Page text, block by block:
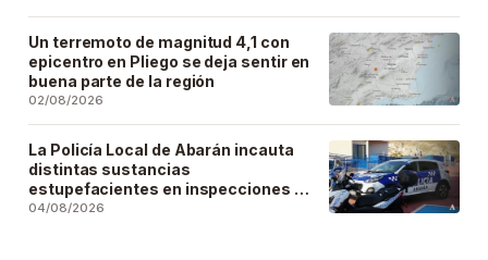
Un terremoto de magnitud 4,1 con
epicentro en Pliego se deja sentir en
buena parte de la región
02/08/2026
La Policía Local de Abarán incauta
distintas sustancias
estupefacientes en inspecciones a
locales públicos del municipio
04/08/2026